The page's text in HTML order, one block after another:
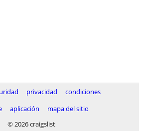
privacidad
condiciones
aplicación
mapa del sitio
© 2026 craigslist